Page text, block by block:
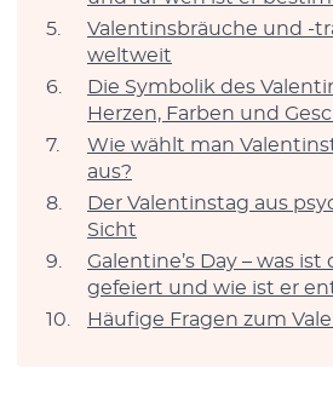
Valentinsbräuche und -
weltweit
Die Symbolik des
Herzen, Farben und
Wie wählt man
aus?
Der Valentinstag aus
Sicht
Galentine’s Day – was
gefeiert und wie ist er
Häufige Fragen zum